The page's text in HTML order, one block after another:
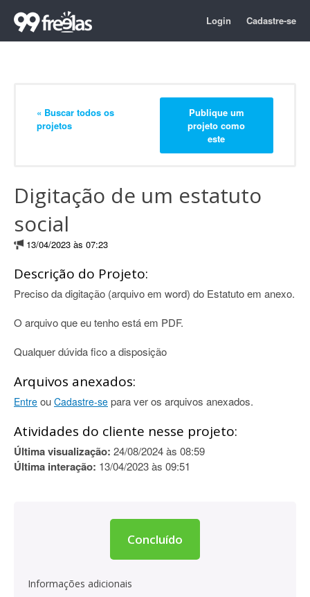
Login Cadastre-se
« Buscar todos os
projetos
Publique um
projeto como
este
Digitação de um estatuto
social
13/04/2023 às 07:23
Descrição do Projeto:
Preciso da digitação (arquivo em word) do Estatuto em anexo.
O arquivo que eu tenho está em PDF.
Qualquer dúvida fico a disposição
Arquivos anexados:
Entre ou Cadastre-se para ver os arquivos anexados.
Atividades do cliente nesse projeto:
Última visualização: 24/08/2024 às 08:59
Última interação: 13/04/2023 às 09:51
Concluído
Informações adicionais